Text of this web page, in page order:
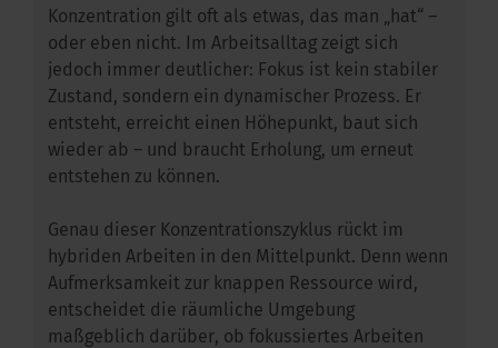
Konzentration gilt oft als etwas, das man „hat“ –
oder eben nicht. Im Arbeitsalltag zeigt sich
jedoch immer deutlicher: Fokus ist kein stabiler
Zustand, sondern ein dynamischer Prozess. Er
entsteht, erreicht einen Höhepunkt, baut sich
wieder ab – und braucht Erholung, um erneut
entstehen zu können.
Genau dieser Konzentrationszyklus rückt im
hybriden Arbeiten in den Mittelpunkt. Denn wenn
Aufmerksamkeit zur knappen Ressource wird,
entscheidet die räumliche Umgebung
maßgeblich darüber, ob fokussiertes Arbeiten